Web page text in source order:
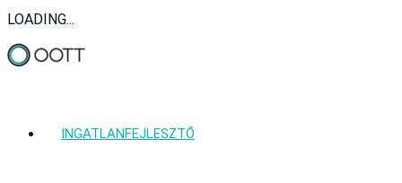
LOADING...
INGATLANFEJLESZTŐ